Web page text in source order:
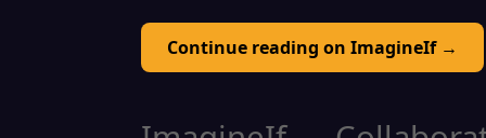
Continue reading on ImagineIf →